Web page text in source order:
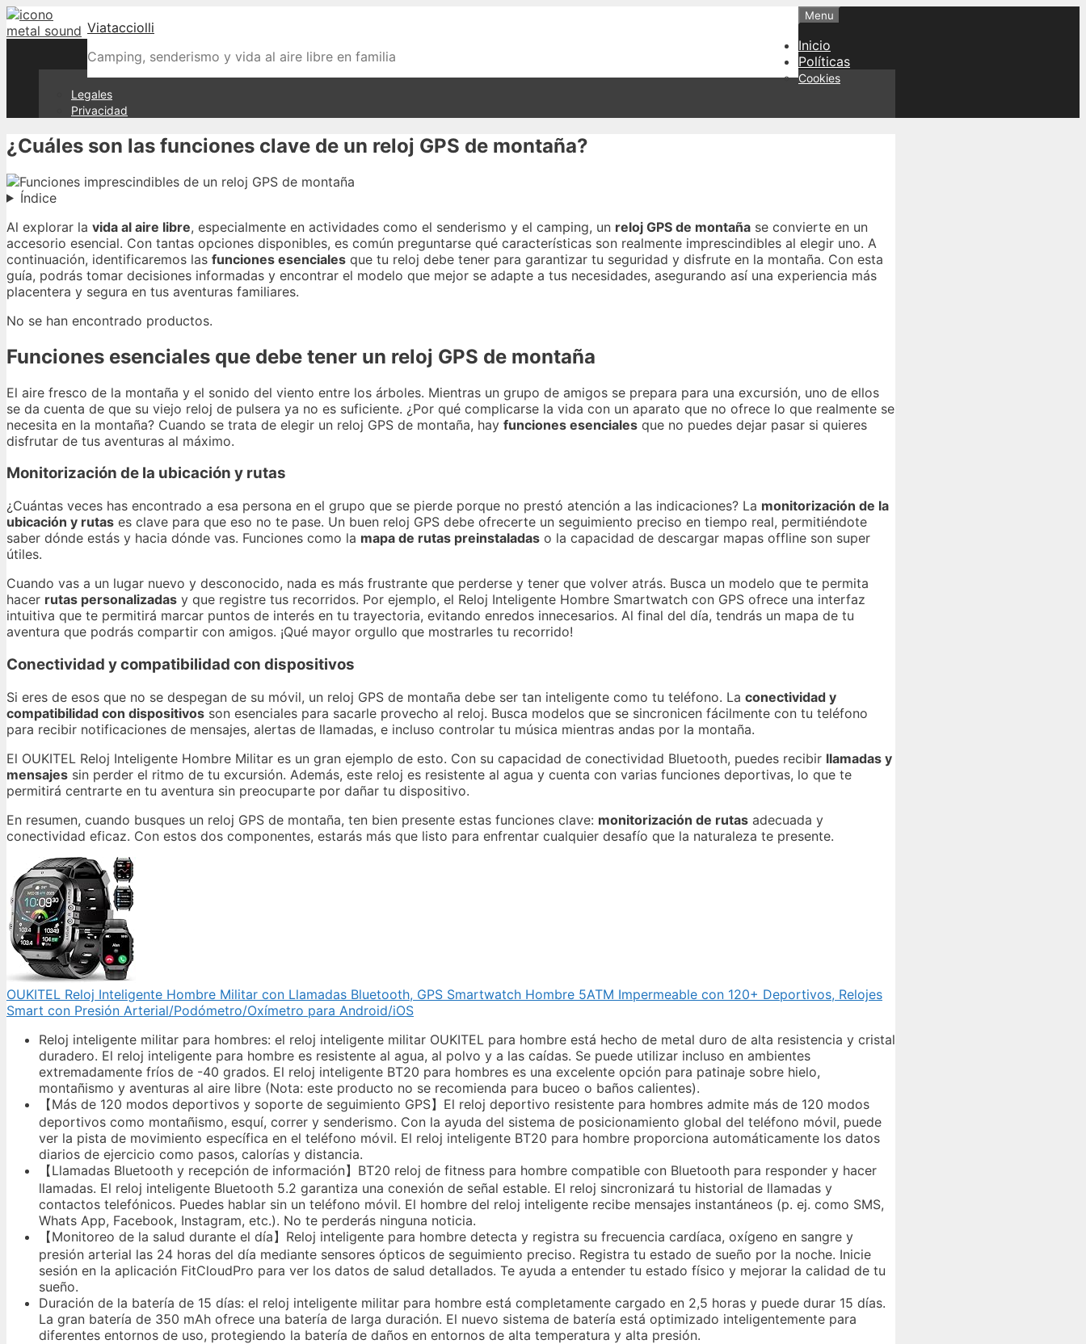
Skip
to
Viatacciolli
Camping, senderismo y vida al aire libre en familia
Menu
Inicio
Políticas
Cookies
Legales
Privacidad
¿Cuáles son las funciones clave de un reloj GPS de montaña?
Índice
Al explorar la vida al aire libre, especialmente en actividades como el senderismo y el camping, un reloj GPS de montaña se convierte en un
accesorio esencial. Con tantas opciones disponibles, es común preguntarse qué características son realmente imprescindibles al elegir uno. A
continuación, identificaremos las funciones esenciales que tu reloj debe tener para garantizar tu seguridad y disfrute en la montaña. Con esta
guía, podrás tomar decisiones informadas y encontrar el modelo que mejor se adapte a tus necesidades, asegurando así una experiencia más
placentera y segura en tus aventuras familiares.
No se han encontrado productos.
Funciones esenciales que debe tener un reloj GPS de montaña
El aire fresco de la montaña y el sonido del viento entre los árboles. Mientras un grupo de amigos se prepara para una excursión, uno de ellos
se da cuenta de que su viejo reloj de pulsera ya no es suficiente. ¿Por qué complicarse la vida con un aparato que no ofrece lo que realmente se
necesita en la montaña? Cuando se trata de elegir un reloj GPS de montaña, hay funciones esenciales que no puedes dejar pasar si quieres
disfrutar de tus aventuras al máximo.
Monitorización de la ubicación y rutas
¿Cuántas veces has encontrado a esa persona en el grupo que se pierde porque no prestó atención a las indicaciones? La monitorización de la
ubicación y rutas es clave para que eso no te pase. Un buen reloj GPS debe ofrecerte un seguimiento preciso en tiempo real, permitiéndote
saber dónde estás y hacia dónde vas. Funciones como la mapa de rutas preinstaladas o la capacidad de descargar mapas offline son super
útiles.
Cuando vas a un lugar nuevo y desconocido, nada es más frustrante que perderse y tener que volver atrás. Busca un modelo que te permita
hacer rutas personalizadas y que registre tus recorridos. Por ejemplo, el Reloj Inteligente Hombre Smartwatch con GPS ofrece una interfaz
intuitiva que te permitirá marcar puntos de interés en tu trayectoria, evitando enredos innecesarios. Al final del día, tendrás un mapa de tu
aventura que podrás compartir con amigos. ¡Qué mayor orgullo que mostrarles tu recorrido!
Conectividad y compatibilidad con dispositivos
Si eres de esos que no se despegan de su móvil, un reloj GPS de montaña debe ser tan inteligente como tu teléfono. La conectividad y
compatibilidad con dispositivos son esenciales para sacarle provecho al reloj. Busca modelos que se sincronicen fácilmente con tu teléfono
para recibir notificaciones de mensajes, alertas de llamadas, e incluso controlar tu música mientras andas por la montaña.
El OUKITEL Reloj Inteligente Hombre Militar es un gran ejemplo de esto. Con su capacidad de conectividad Bluetooth, puedes recibir llamadas y
mensajes sin perder el ritmo de tu excursión. Además, este reloj es resistente al agua y cuenta con varias funciones deportivas, lo que te
permitirá centrarte en tu aventura sin preocuparte por dañar tu dispositivo.
En resumen, cuando busques un reloj GPS de montaña, ten bien presente estas funciones clave: monitorización de rutas adecuada y
conectividad eficaz. Con estos dos componentes, estarás más que listo para enfrentar cualquier desafío que la naturaleza te presente.
OUKITEL Reloj Inteligente Hombre Militar con Llamadas Bluetooth, GPS Smartwatch Hombre 5ATM Impermeable con 120+ Deportivos, Relojes
Smart con Presión Arterial/Podómetro/Oxímetro para Android/iOS
Reloj inteligente militar para hombres: el reloj inteligente militar OUKITEL para hombre está hecho de metal duro de alta resistencia y cristal
duradero. El reloj inteligente para hombre es resistente al agua, al polvo y a las caídas. Se puede utilizar incluso en ambientes
extremadamente fríos de -40 grados. El reloj inteligente BT20 para hombres es una excelente opción para patinaje sobre hielo,
montañismo y aventuras al aire libre (Nota: este producto no se recomienda para buceo o baños calientes).
【Más de 120 modos deportivos y soporte de seguimiento GPS】El reloj deportivo resistente para hombres admite más de 120 modos
deportivos como montañismo, esquí, correr y senderismo. Con la ayuda del sistema de posicionamiento global del teléfono móvil, puede
ver la pista de movimiento específica en el teléfono móvil. El reloj inteligente BT20 para hombre proporciona automáticamente los datos
diarios de ejercicio como pasos, calorías y distancia.
【Llamadas Bluetooth y recepción de información】BT20 reloj de fitness para hombre compatible con Bluetooth para responder y hacer
llamadas. El reloj inteligente Bluetooth 5.2 garantiza una conexión de señal estable. El reloj sincronizará tu historial de llamadas y
contactos telefónicos. Puedes hablar sin un teléfono móvil. El hombre del reloj inteligente recibe mensajes instantáneos (p. ej. como SMS,
Whats App, Facebook, Instagram, etc.). No te perderás ninguna noticia.
【Monitoreo de la salud durante el día】Reloj inteligente para hombre detecta y registra su frecuencia cardíaca, oxígeno en sangre y
presión arterial las 24 horas del día mediante sensores ópticos de seguimiento preciso. Registra tu estado de sueño por la noche. Inicie
sesión en la aplicación FitCloudPro para ver los datos de salud detallados. Te ayuda a entender tu estado físico y mejorar la calidad de tu
sueño.
Duración de la batería de 15 días: el reloj inteligente militar para hombre está completamente cargado en 2,5 horas y puede durar 15 días.
La gran batería de 350 mAh ofrece una batería de larga duración. El nuevo sistema de batería está optimizado inteligentemente para
diferentes entornos de uso, protegiendo la batería de daños en entornos de alta temperatura y alta presión.